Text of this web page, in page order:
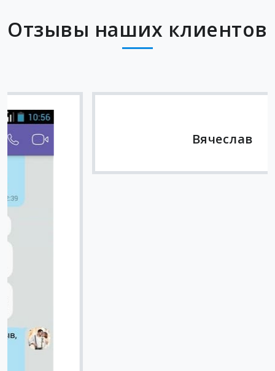
Отзывы наших клиентов